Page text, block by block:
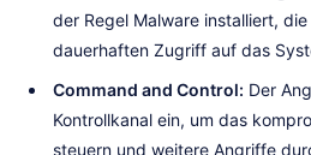
der Regel Malware installiert,
dauerhaften Zugriff auf das
Command and Control: Der
Kontrollkanal ein, um das
steuern und weitere Angriffe